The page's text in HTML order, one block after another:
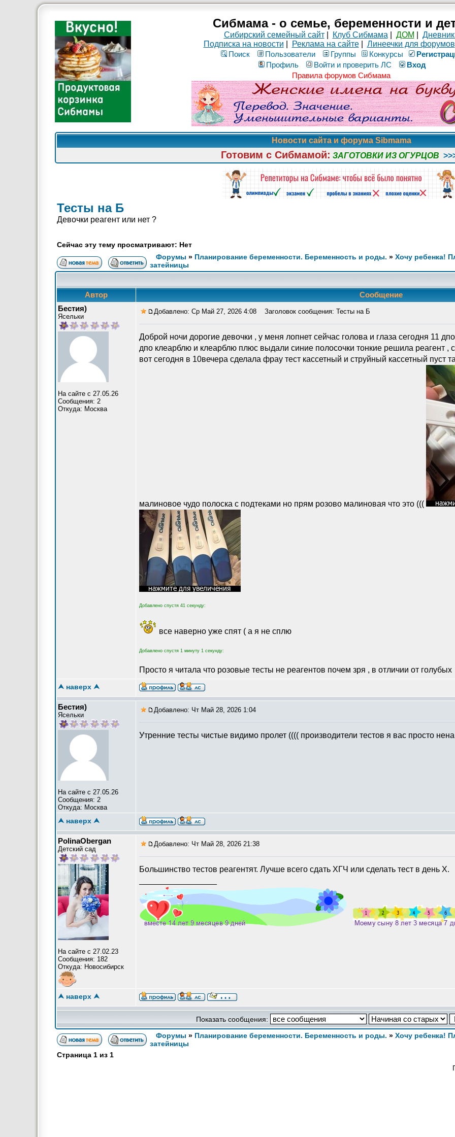
Сибмама - о семье, беременности и
Сибирский семейный сайт| Клуб Сибмама ДОМ
Подписка на новости
Реклама на сайте| Линеечки для форумов
Поиск
Пользователи Группы Конкурсы
Профиль
Войти и проверить ЛС
Вход
Правила форумов Сибмама
Новости сайта и форума Sibmama
Готовим с Сибмамой: ЗАГОТОВКИ ИЗ ОГУРЦОВ
Тесты на Б
Девочки реагент или нет ?
Сейчас эту тему просматривают: Нет
Форумы » Планирование беременности. Беременность и роды. » Хочу ребенка!
затейницы
Автор
Сообщение
Бестия)
Ясельки
На сайте с 27.05.26
Сообщения: 2
Откуда: Москва
Добавлено: Ср Май 27, 2026 4:08 Заголовок сообщения: Тесты на Б
Доброй ночи дорогие девочки , у меня лопнет сейчас голова и глаза сегодня 11
дпо клеарблю и клеарблю плюс выдали синие полосочки тонкие решила реагент ,
вот сегодня в 10вечера сделала фрау тест кассетный и струйный кассетный пуст
малиновое чудо полоска с подтеками но прям розово малиновая что это (((
Добавлено спустя 41 секунду:
все наверно уже спят ( а я не сплю
Добавлено спустя 1 минуту 1 секунду:
Просто я читала что розовые тесты не реагентов почем зря , в отличии от
⮝ наверх ⮝
Бестия)
Ясельки
На сайте с 27.05.26
Сообщения: 2
Откуда: Москва
Добавлено: Чт Май 28, 2026 1:04
Утренние тесты чистые видимо пролет (((( производители тестов я вас просто
⮝ наверх ⮝
PolinaObergan
Детский сад
На сайте с 27.02.23
Сообщения: 182
Откуда: Новосибирск
Добавлено: Чт Май 28, 2026 21:38
Большинство тестов реагентят. Лучше всего сдать ХГЧ или сделать тест в день Х.
⮝ наверх ⮝
Показать сообщения:
Форумы » Планирование беременности. Беременность и роды. » Хочу ребенка!
затейницы
Страница 1 из 1